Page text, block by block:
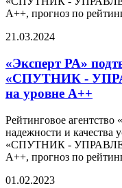
А++, прогноз по
21.03.2024
«Эксперт РА»
«СПУТНИК -
на уровне А++
Рейтинговое
надежности и
«СПУТНИК -
А++, прогноз по
01.02.2023